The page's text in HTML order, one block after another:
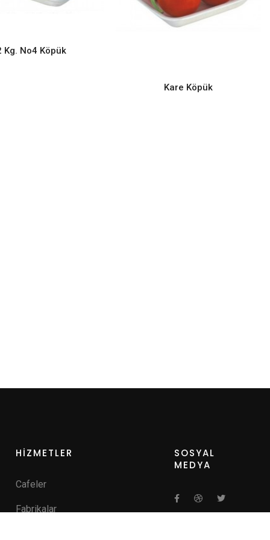
READ MORE
Kg. No4 Köpük
READ MORE
Kare Köpük
HİZMETLER
Cafeler
Fabrikalar
SOSYAL
MEDYA